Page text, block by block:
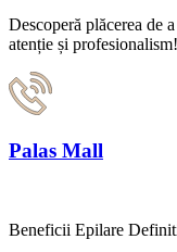
Descoperă plăcerea de
atenție și profesionalism!
Palas Mall
Beneficii Epilare